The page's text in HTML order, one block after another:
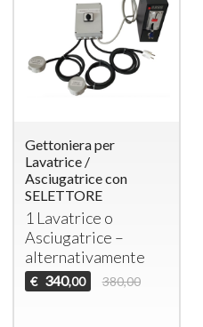
Gettoniera per
Lavatrice /
Asciugatrice con
SELETTORE
1 Lavatrice o
Asciugatrice –
alternativamente
€ 340,00 380,00